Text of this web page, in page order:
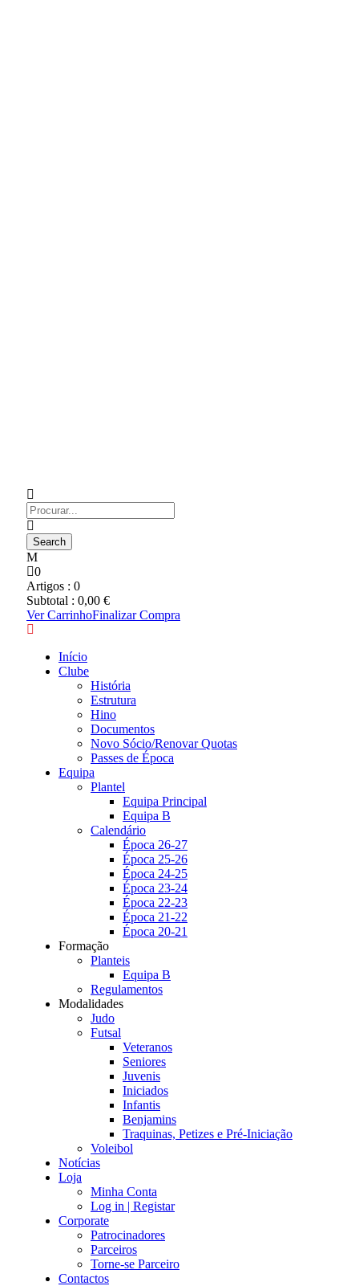
0
Artigos : 0
Subtotal : 0,00 €
Ver CarrinhoFinalizar Compra
Início
Clube
História
Estrutura
Hino
Documentos
Novo Sócio/Renovar Quotas
Passes de Época
Equipa
Plantel
Equipa Principal
Equipa B
Calendário
Época 26-27
Época 25-26
Época 24-25
Época 23-24
Época 22-23
Época 21-22
Época 20-21
Formação
Planteis
Equipa B
Regulamentos
Modalidades
Judo
Futsal
Veteranos
Seniores
Juvenis
Iniciados
Infantis
Benjamins
Traquinas, Petizes e Pré-Iniciação
Voleibol
Notícias
Loja
Minha Conta
Log in | Registar
Corporate
Patrocinadores
Parceiros
Torne-se Parceiro
Contactos